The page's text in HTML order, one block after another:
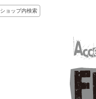
ショップ内検索